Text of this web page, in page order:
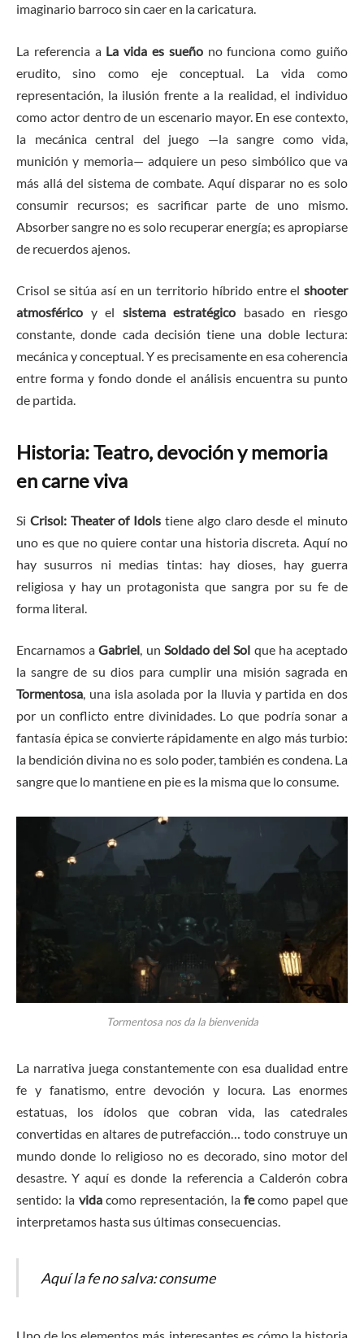
imaginario barroco sin caer en la caricatura.
La referencia a La vida es sueñono funciona como guiño
erudito, sino como eje conceptual. La vida como
representación, la ilusión frente a la realidad, el individuo
como actor dentro de un escenario mayor. En ese contexto,
la mecánica central del juego —la sangre como vida,
munición y memoria— adquiere un peso simbólico que va
más allá del sistema de combate. Aquí disparar no es solo
consumir recursos; es sacrificar parte de uno mismo.
Absorber sangre no es solo recuperar energía; es apropiarse
de recuerdos ajenos.
Crisol se sitúa así en un territorio híbrido entre el shooter
atmosférico y el sistema estratégico basado en riesgo
constante, donde cada decisión tiene una doble lectura:
mecánica y conceptual. Y es precisamente en esa coherencia
entre forma y fondo donde el análisis encuentra su punto
de partida.
Historia: Teatro, devoción y memoria
en carne viva
Si Crisol: Theater of Idols tiene algo claro desde el minuto
uno es que no quiere contar una historia discreta. Aquí no
hay susurros ni medias tintas: hay dioses, hay guerra
religiosa y hay un protagonista que sangra por su fe de
forma literal.
Encarnamos aGabriel, un Soldado del Sol que ha aceptado
la sangre de su dios para cumplir una misión sagrada en
Tormentosa, una isla asolada por la lluvia y partida en dos
por un conflicto entre divinidades. Lo que podría sonar a
fantasía épica se convierte rápidamente en algo más turbio:
la bendición divina no es solo poder, también es condena. La
sangre que lo mantiene en pie es la misma que lo consume.
Tormentosa nos da la bienvenida
La narrativa juega constantemente con esa dualidad entre
fe y fanatismo, entre devoción y locura. Las enormes
estatuas, los ídolos que cobran vida, las catedrales
convertidas en altares de putrefacción… todo construye un
mundo donde lo religioso no es decorado, sino motor del
desastre. Y aquí es donde la referencia a Calderón cobra
sentido: la vidacomo representación, lafecomo papel que
interpretamos hasta sus últimas consecuencias.
Aquí la fe no salva: consume